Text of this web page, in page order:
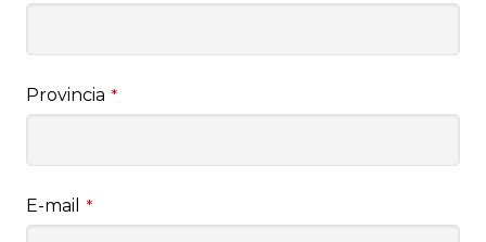
Provincia *
E-mail *